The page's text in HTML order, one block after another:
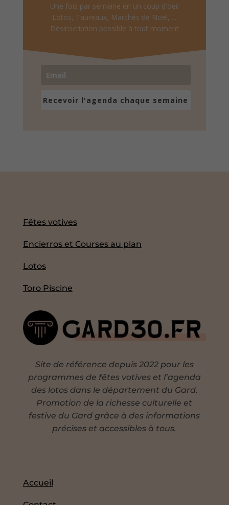
Une fois par semaine en un coup d'oeil
Lotos, Taureaux, Marchés de Noël, ...
Désinscription possible à tout moment
Recevoir l'agenda chaque semaine
Fêtes votives
Encierros et Courses au plan
Lotos
Toro Piscine
Site de référence depuis 2022 pour les
programmes de fêtes votives et l’agenda
des lotos dans le département du Gard.
Promotion de la richesse culturelle et
festive du Gard grâce à des informations
précises et accessibles à tous.
Accueil